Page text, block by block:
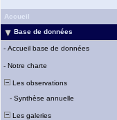
Accueil
Base de données
- Accueil base de données
- Notre charte
Les observations
- Synthèse annuelle
Les galeries